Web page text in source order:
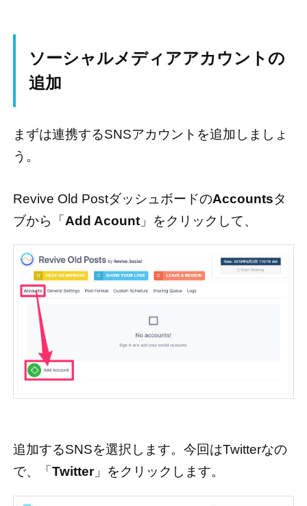
ソーシャルメディアアカウントの
追加
まずは連携するSNSアカウントを追加しましょ
う。
Revive Old PostダッシュボードのAccountsタ
ブから「Add Acount」をクリックして、
追加するSNSを選択します。今回はTwitterなの
で、「 Twitter」をクリックします。